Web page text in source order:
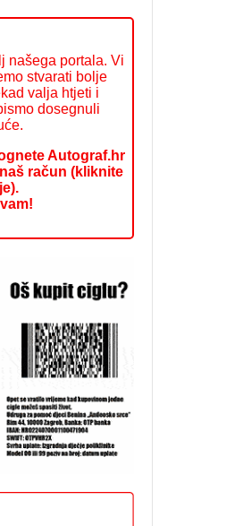
našega portala. Vi
stvarati bolje
valja htjeti i
dosegnuli
Autograf.hr
račun (kliknite